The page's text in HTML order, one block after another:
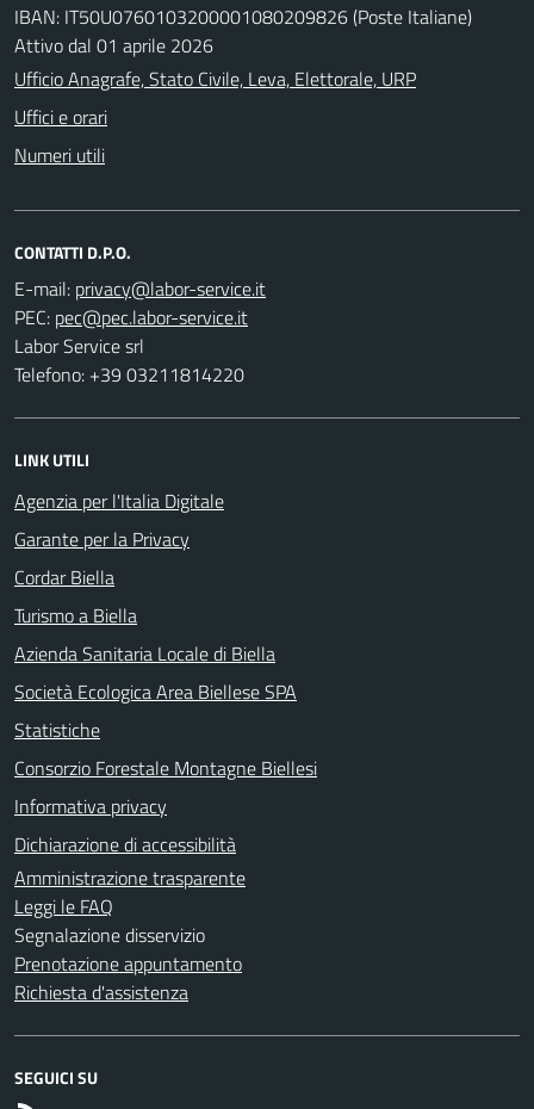
IBAN: IT50U0760103200001080209826 (Poste Italiane)
Attivo dal 01 aprile 2026
Ufficio Anagrafe, Stato Civile, Leva, Elettorale, URP
Uffici e orari
Numeri utili
CONTATTI D.P.O.
E-mail:
PEC:
Labor Service srl
Telefono: +39 03211814220
LINK UTILI
Agenzia per l'Italia Digitale
Garante per la Privacy
Cordar Biella
Turismo a Biella
Azienda Sanitaria Locale di Biella
Società Ecologica Area Biellese SPA
Statistiche
Consorzio Forestale Montagne Biellesi
Informativa privacy
Dichiarazione di accessibilità
Amministrazione trasparente
Leggi le FAQ
Segnalazione disservizio
Prenotazione appuntamento
Richiesta d'assistenza
SEGUICI SU